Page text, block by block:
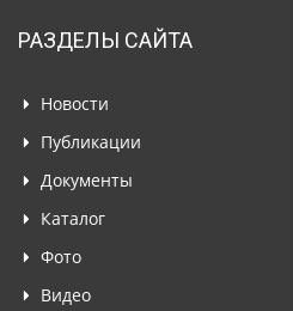
РАЗДЕЛЫ САЙТА
Новости
Публикации
Документы
Каталог
Фото
Видео